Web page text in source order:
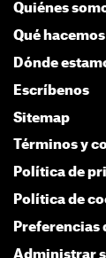
Quiénes
Qué hacemos
Dónde
Escríbenos
Sitemap
Términos y
Política de
Política de
Preferencias
Administrar